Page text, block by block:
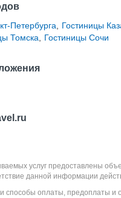
Петербурга
Гостиницы
Томска Гостиницы Сочи
услуг предоставлены
данной информации
способы оплаты, предоплаты и